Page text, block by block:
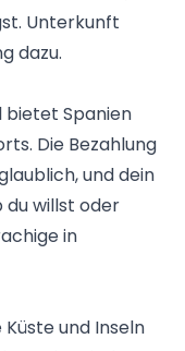
Unterkunft
dazu.
bietet Spanien
Die Bezahlung
und dein
du willst oder
in
und Inseln